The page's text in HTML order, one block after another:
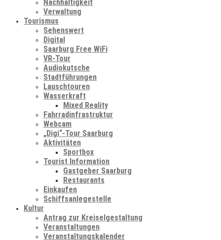
Nachhaltigkeit
Verwaltung
Tourismus
Sehenswert
Digital
Saarburg Free WiFi
VR-Tour
Audiokutsche
Stadtführungen
Lauschtouren
Wasserkraft
Mixed Reality
Fahrradinfrastruktur
Webcam
„Digi“-Tour Saarburg
Aktivitäten
Sportbox
Tourist Information
Gastgeber Saarburg
Restaurants
Einkaufen
Schiffsanlegestelle
Kultur
Antrag zur Kreiselgestaltung
Veranstaltungen
Veranstaltungskalender